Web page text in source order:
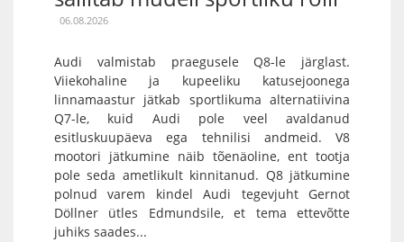
06.08.2026
Audi valmistab praegusele Q8-le järglast.
Viiekohaline ja kupeeliku katusejoonega
linnamaastur jätkab sportlikuma alternatiivina
Q7-le, kuid Audi pole veel avaldanud
esitluskuupäeva ega tehnilisi andmeid. V8
mootori jätkumine näib tõenäoline, ent tootja
pole seda ametlikult kinnitanud. Q8 jätkumine
polnud varem kindel Audi tegevjuht Gernot
Döllner ütles Edmundsile, et tema ettevõtte
juhiks saades...